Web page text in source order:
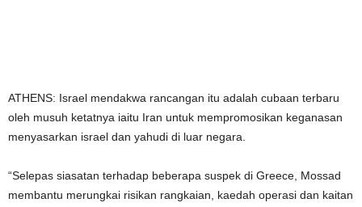
ATHENS: Israel mendakwa rancangan itu adalah cubaan terbaru
oleh musuh ketatnya iaitu Iran untuk mempromosikan keganasan
menyasarkan israel dan yahudi di luar negara.
“Selepas siasatan terhadap beberapa suspek di Greece, Mossad
membantu merungkai risikan rangkaian, kaedah operasi dan kaitan